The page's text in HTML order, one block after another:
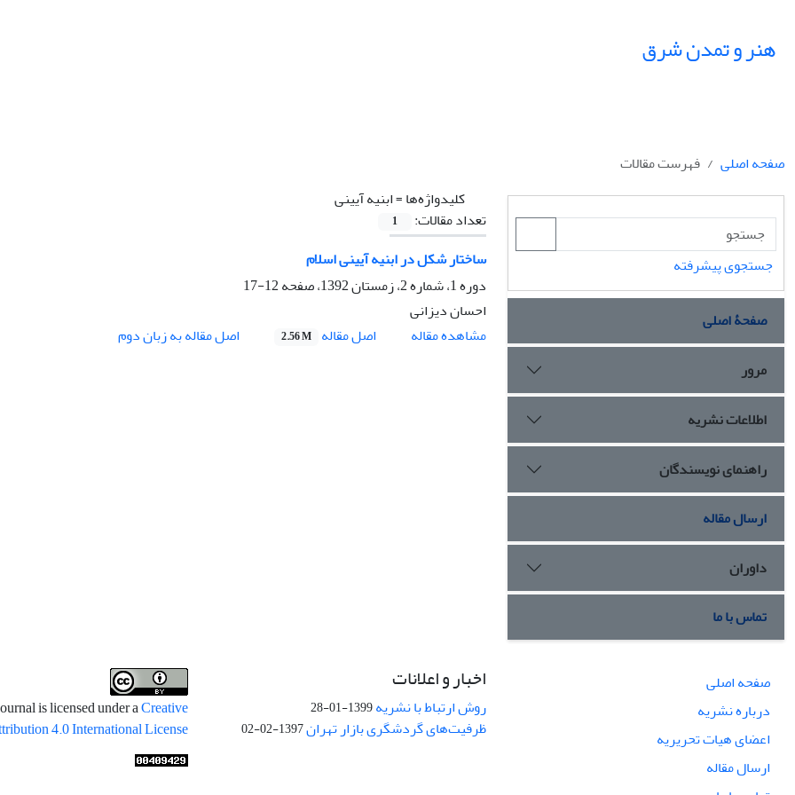
هنر و تمدن شرق
صفحه اصلی
فهرست مقالات
کلیدواژه‌ها =ابنیه آیینی
تعداد مقالات:
1
ساختار شکل در ابنیه آیینی اسلام
دوره 1، شماره 2، زمستان 1392، صفحه
12-17
احسان دیزانی
مشاهده مقاله
اصل مقاله 2.56 M اصل مقاله به زبان دوم
جستجوی پیشرفته
صفحۀ اصلی
مرور
اطلاعات نشریه
راهنمای نویسندگان
ارسال مقاله
داوران
تماس با ما
صفحه اصلی
درباره نشریه
اعضای هیات تحریریه
ارسال مقاله
اخبار و اعلانات
روش ارتباط با نشریه1399-01-28
ظرفیت‌های گردشگری بازار تهران1397-02-02
is licensed under aCreative
4.0 International License